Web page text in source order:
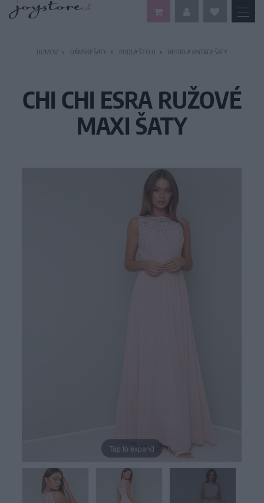
DOMOV DÁMSKE ŠATY PODĽA ŠTÝLU RETRO A VINTAGE ŠATY
CHI CHI ESRA RUŽOVÉ
MAXI ŠATY
Tap to expand